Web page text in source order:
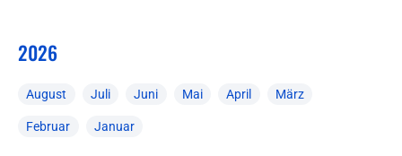
2026
August Juli Juni Mai April März
Februar Januar